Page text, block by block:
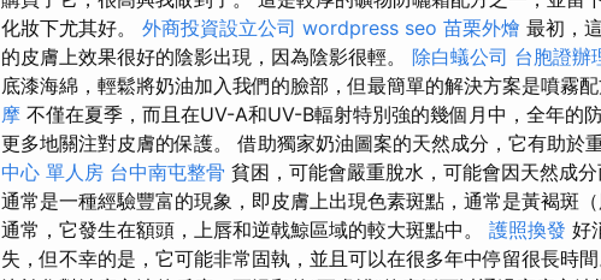
化妝下尤其好。 外商投資設立公司 wordpress seo 苗栗外燴 最初，
的皮膚上效果很好的陰影出現，因為陰影很輕。 除白蟻公司 台胞證辦
底漆海綿，輕鬆將奶油加入我們的臉部，但最簡單的解決方案是噴霧
摩 不僅在夏季，而且在UV-A和UV-B輻射特別強的幾個月中，全年的
更多地關注對皮膚的保護。 借助獨家奶油圖案的天然成分，它有助於
中心 單人房 台中南屯整骨 貧困，可能會嚴重脫水，可能會因天然成分
通常是一種經驗豐富的現象，即皮膚上出現色素斑點，通常是黃褐斑（
通常，它發生在額頭，上唇和逆戟鯨區域的較大斑點中。 護照換發 好
失，但不幸的是，它可能非常固執，並且可以在很多年中停留很長時間